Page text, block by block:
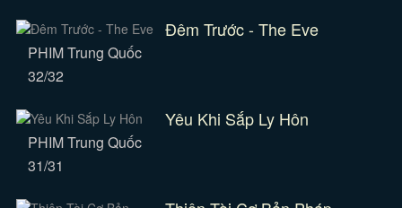
Đêm Trước - The Eve
PHIM Trung Quốc
32/32
Yêu Khi Sắp Ly Hôn
PHIM Trung Quốc
31/31